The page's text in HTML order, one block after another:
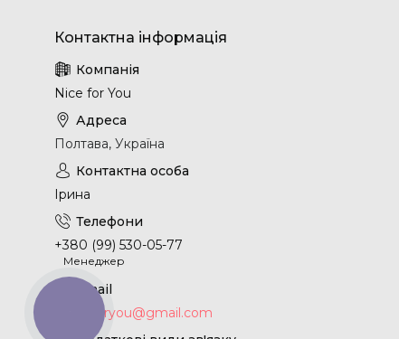
Nice for You
Полтава, Україна
Ірина
+380 (99) 530-05-77
Менеджер
nice.4foryou@gmail.com